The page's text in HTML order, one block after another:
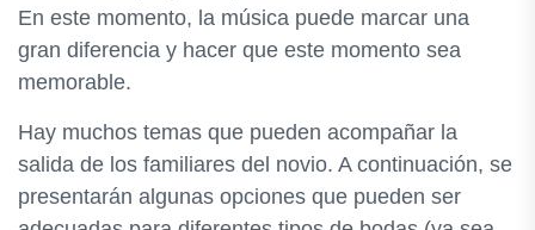
En este momento, la música puede marcar una
gran diferencia y hacer que este momento sea
memorable.
Hay muchos temas que pueden acompañar la
salida de los familiares del novio. A continuación, se
presentarán algunas opciones que pueden ser